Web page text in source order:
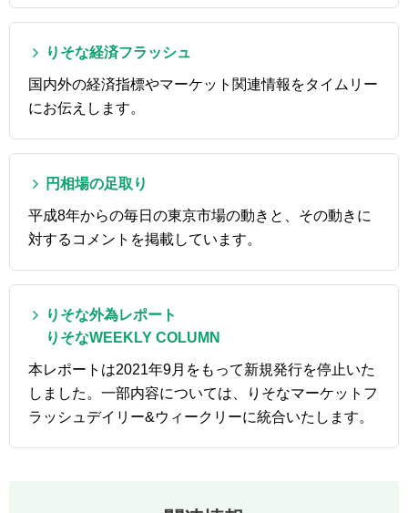
りそな経済フラッシュ
国内外の経済指標やマーケット関連情報をタイムリー
にお伝えします。
円相場の足取り
平成8年からの毎日の東京市場の動きと、その動きに
対するコメントを掲載しています。
りそな外為レポート
りそなWEEKLY COLUMN
本レポートは2021年9月をもって新規発行を停止いた
しました。一部内容については、りそなマーケットフ
ラッシュデイリー&ウィークリーに統合いたします。